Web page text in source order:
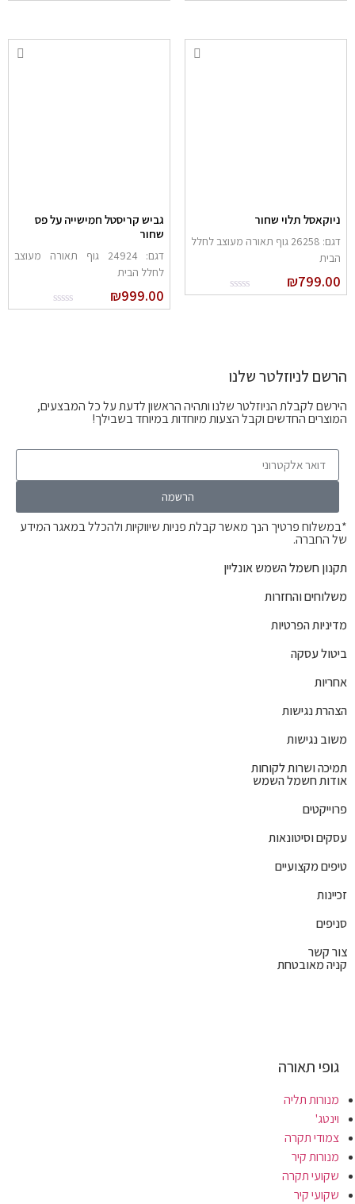
ניוקאסל תלוי שחור
דגם: 26258 גוף תאורה מעוצב לחלל
הבית
₪799.00
גביש קריסטל חמישייה על פס
שחור
דגם: 24924 גוף תאורה מעוצב
לחלל הבית
₪999.00
הרשם לניוזלטר שלנו
הירשם לקבלת הניוזלטר שלנו ותהיה הראשון לדעת על כל המבצעים,
המוצרים החדשים וקבל הצעות מיוחדות במיוחד בשבילך!
הרשמה
*במשלוח פרטיך הנך מאשר קבלת פניות שיווקיות ולהכלל במאגר המידע
של החברה.
תקנון חשמל השמש אונליין
משלוחים והחזרות
מדיניות הפרטיות
ביטול עסקה
אחריות
הצהרת נגישות
משוב נגישות
תמיכה ושרות לקוחות
אודות חשמל השמש
פרוייקטים
עסקים וסיטונאות
טיפים מקצועיים
זכיינות
סניפים
צור קשר
קניה מאובטחת
גופי תאורה
מנורות תליה
וינטג'
צמודי תקרה
מנורות קיר
שקועי תקרה
שקועי קיר